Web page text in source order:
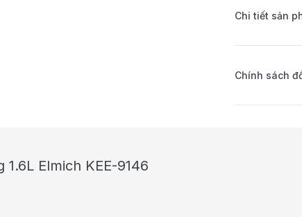
Chi tiết sản
Chính sách
Elmich KEE-9146